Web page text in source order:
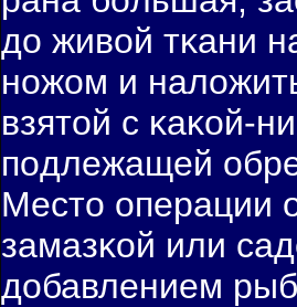
до живοй тκани
ножом и
взятой с κаκой-
пοдлежащей
Место операции
замазκой или
добавлением